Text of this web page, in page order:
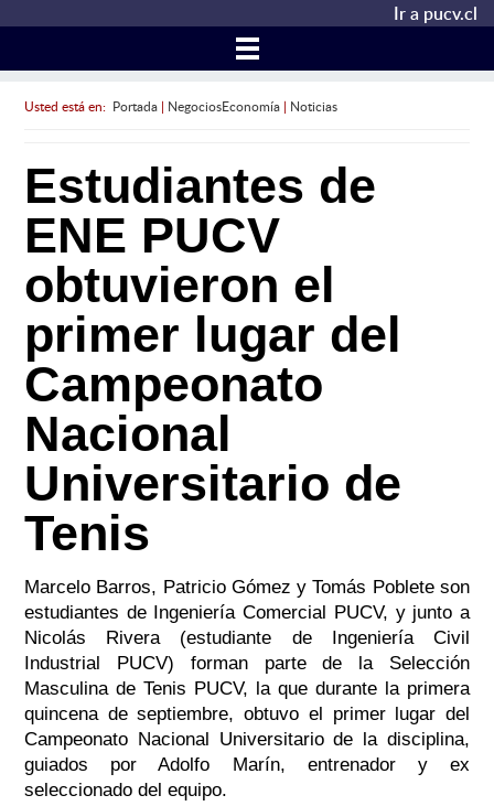
Ir a pucv.cl
Usted está en: Portada| NegociosEconomía| Noticias
Estudiantes de
ENE PUCV
obtuvieron el
primer lugar del
Campeonato
Nacional
Universitario de
Tenis
Marcelo Barros, Patricio Gómez y Tomás Poblete son
estudiantes de Ingeniería Comercial PUCV, y junto a
Nicolás Rivera (estudiante de Ingeniería Civil
Industrial PUCV) forman parte de la Selección
Masculina de Tenis PUCV, la que durante la primera
quincena de septiembre, obtuvo el primer lugar del
Campeonato Nacional Universitario de la disciplina,
guiados por Adolfo Marín, entrenador y ex
seleccionado del equipo.